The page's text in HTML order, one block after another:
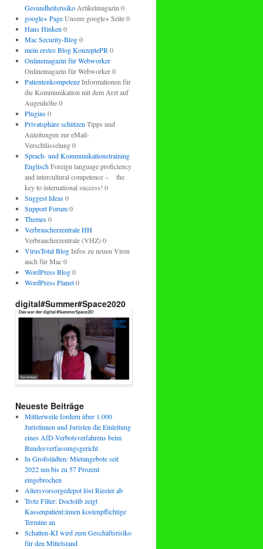
GesundheitsrisikoArtikelmagazin 0
google+ PageUnsere google+ Seite 0
Hans Hinken 0
Mac Security-Blog0
mein erstes Blog KonzeptePR 0
Onlinemagazin für Webworker
Onlinemagazin für Webworker 0
PatientenkompetenzInformationen für
die Kommunikation mit dem Arzt auf
Augenhöhe 0
Plugins0
Privatsphäre schützen Tipps und
Anleitungen zur eMail-
Verschlüsselung 0
Sprach- und Kommunikationstraining
EnglischForeign language proficiency
and intercultural competence – the
key to international success! 0
Suggest Ideas0
Support Forum0
Themes0
Verbraucherzentrale HH
Verbraucherzentrale (VHZ) 0
VirusTotal BlogInfos zu neuen Viren
auch für Mac 0
WordPress Blog0
WordPress Planet0
digital#Summer#Space2020
Neueste Beiträge
Mittlerweile fordern über 1.000
Juristinnen und Juristen die Einleitung
eines AfD-Verbotsverfahrens beim
Bundesverfassungsgericht
In Großstädten: Mietangebote seit
2022 um bis zu 57 Prozent
eingebrochen
Altersvorsorgedepot löst Riester ab
Trotz Filter: Doctolib zeigt
Kassenpatient:innen kostenpflichtige
Termine an
Schatten-KI wird zum Geschäftsrisiko
für den Mittelstand